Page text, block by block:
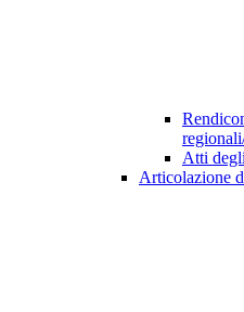
Atti
Articolazione